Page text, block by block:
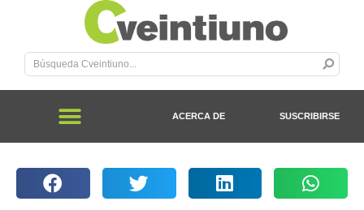
ACERCA DE SUSCRIBIRSE